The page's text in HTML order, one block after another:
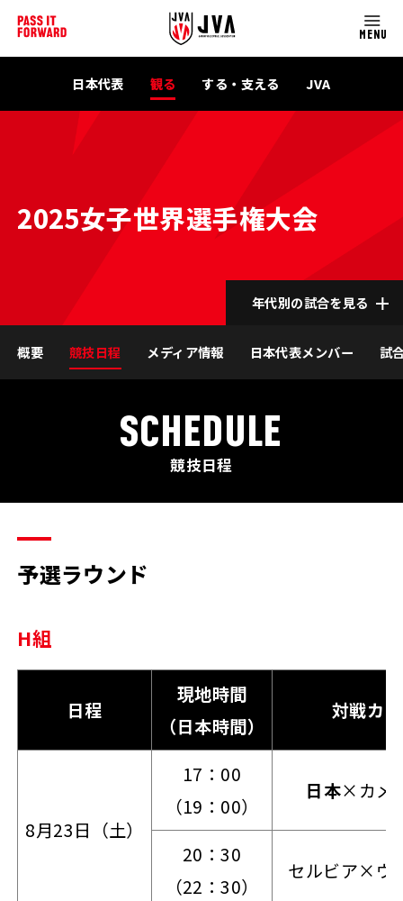
MENU
日本代表 観る する・支える JVA
2025女子世界選手権大会
年代別の試合を見る
概要 競技日程 メディア情報 日本代表メンバー 試
SCHEDULE
競技日程
予選ラウンド
H組
日程
現地時間
（日本時間）
対戦カ
8月23日（土）
17：00
（19：00）
日本×カメ
20：30
（22：30）
セルビア×ウ